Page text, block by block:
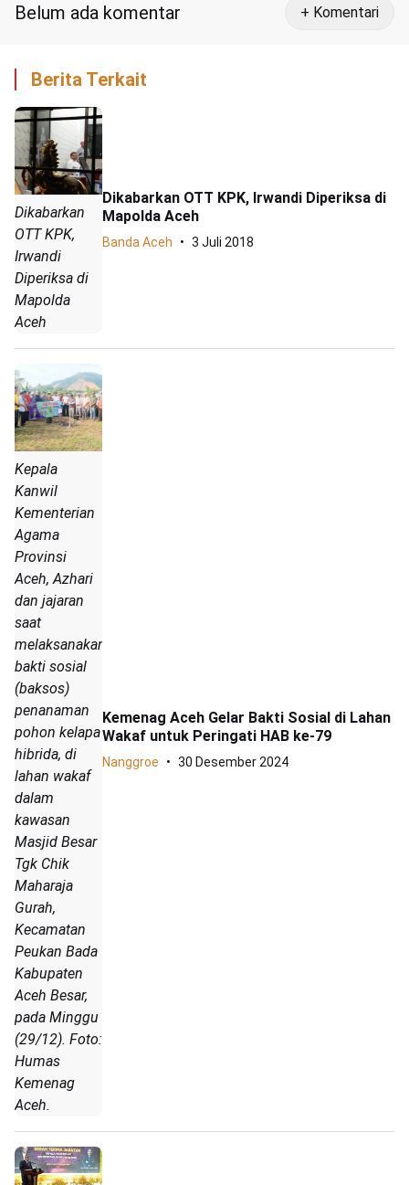
Belum ada komentar + Komentari
Berita Terkait
Dikabarkan
OTT KPK,
Irwandi
Diperiksa di
Mapolda
Aceh
Dikabarkan OTT KPK, Irwandi Diperiksa di
Mapolda Aceh
Banda Aceh 3 Juli 2018
Kepala
Kanwil
Kementerian
Agama
Provinsi
Aceh, Azhari
dan jajaran
saat
melaksanakan
bakti sosial
(baksos)
penanaman
pohon kelapa
hibrida, di
lahan wakaf
dalam
kawasan
Masjid Besar
Tgk Chik
Maharaja
Gurah,
Kecamatan
Peukan Bada
Kabupaten
Aceh Besar,
pada Minggu
(29/12). Foto:
Humas
Kemenag
Aceh.
Kemenag Aceh Gelar Bakti Sosial di Lahan
Wakaf untuk Peringati HAB ke-79
Nanggroe 30 Desember 2024